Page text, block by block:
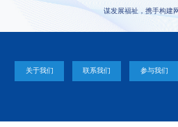
谋发展福祉，携手构建
关于我们 联系我们 参与我们